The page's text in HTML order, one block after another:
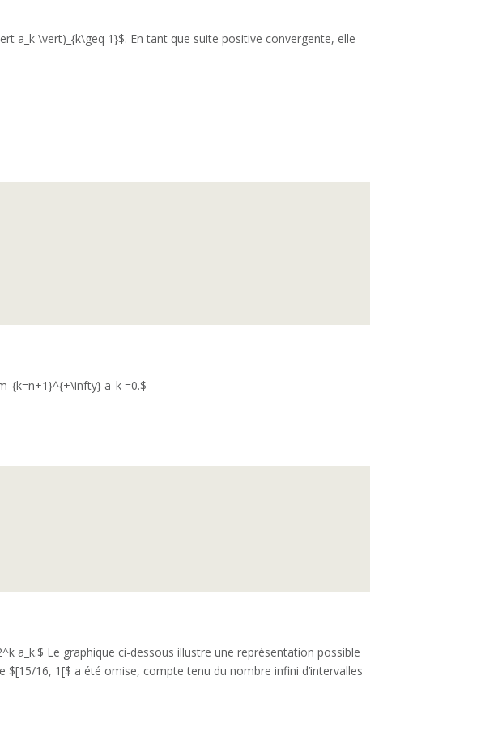
a_k \vert)_{k\geq 1}$. En tant que suite positive convergente, elle
a_k =0.$
a_k.$ Le graphique ci-dessous illustre une représentation possible
$[15/16, 1[$ a été omise, compte tenu du nombre infini d’intervalles